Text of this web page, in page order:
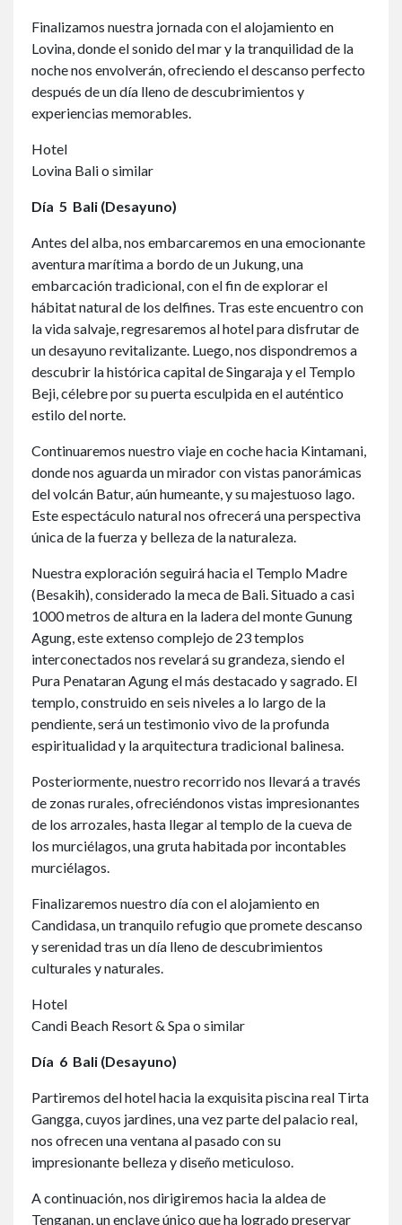
Finalizamos nuestra jornada con el alojamiento en
Lovina, donde el sonido del mar y la tranquilidad de la
noche nos envolverán, ofreciendo el descanso perfecto
después de un día lleno de descubrimientos y
experiencias memorables.
Hotel
Lovina Bali o similar
Día 5 Bali (Desayuno)
Antes del alba, nos embarcaremos en una emocionante
aventura marítima a bordo de un Jukung, una
embarcación tradicional, con el fin de explorar el
hábitat natural de los delfines. Tras este encuentro con
la vida salvaje, regresaremos al hotel para disfrutar de
un desayuno revitalizante. Luego, nos dispondremos a
descubrir la histórica capital de Singaraja y el Templo
Beji, célebre por su puerta esculpida en el auténtico
estilo del norte.
Continuaremos nuestro viaje en coche hacia Kintamani,
donde nos aguarda un mirador con vistas panorámicas
del volcán Batur, aún humeante, y su majestuoso lago.
Este espectáculo natural nos ofrecerá una perspectiva
única de la fuerza y belleza de la naturaleza.
Nuestra exploración seguirá hacia el Templo Madre
(Besakih), considerado la meca de Bali. Situado a casi
1000 metros de altura en la ladera del monte Gunung
Agung, este extenso complejo de 23 templos
interconectados nos revelará su grandeza, siendo el
Pura Penataran Agung el más destacado y sagrado. El
templo, construido en seis niveles a lo largo de la
pendiente, será un testimonio vivo de la profunda
espiritualidad y la arquitectura tradicional balinesa.
Posteriormente, nuestro recorrido nos llevará a través
de zonas rurales, ofreciéndonos vistas impresionantes
de los arrozales, hasta llegar al templo de la cueva de
los murciélagos, una gruta habitada por incontables
murciélagos.
Finalizaremos nuestro día con el alojamiento en
Candidasa, un tranquilo refugio que promete descanso
y serenidad tras un día lleno de descubrimientos
culturales y naturales.
Hotel
Candi Beach Resort & Spa o similar
Día 6 Bali (Desayuno)
Partiremos del hotel hacia la exquisita piscina real Tirta
Gangga, cuyos jardines, una vez parte del palacio real,
nos ofrecen una ventana al pasado con su
impresionante belleza y diseño meticuloso.
A continuación, nos dirigiremos hacia la aldea de
Tenganan, un enclave único que ha logrado preservar